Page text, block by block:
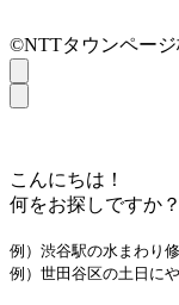
©NTTタウンページ
こんにちは！
何をお探しですか？
例）渋谷駅の水まわり
例）世田谷区の土日に